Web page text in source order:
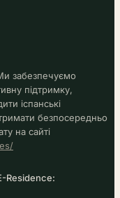
забезпечуємо
підтримку,
іспанські
безпосередньо
на сайті
Residence: